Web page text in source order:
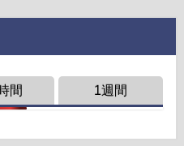
間 1週間